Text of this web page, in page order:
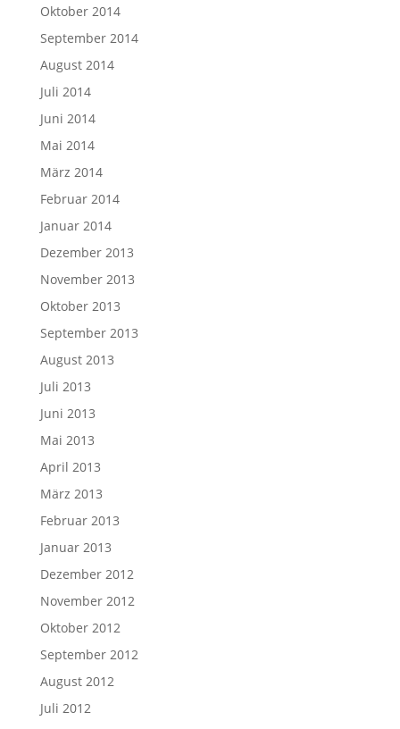
Oktober 2014
September 2014
August 2014
Juli 2014
Juni 2014
Mai 2014
März 2014
Februar 2014
Januar 2014
Dezember 2013
November 2013
Oktober 2013
September 2013
August 2013
Juli 2013
Juni 2013
Mai 2013
April 2013
März 2013
Februar 2013
Januar 2013
Dezember 2012
November 2012
Oktober 2012
September 2012
August 2012
Juli 2012